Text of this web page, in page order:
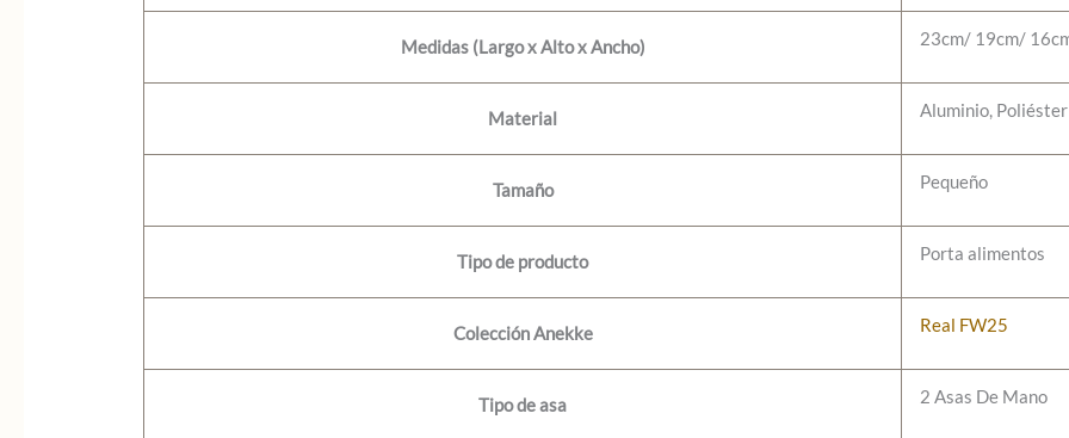
Medidas (Largo x Alto x Ancho) 23cm/ 19cm/
Material Aluminio, Poliéster
Tamaño Pequeño
Tipo de producto Porta alimentos
Colección Anekke Real FW25
Tipo de asa 2 Asas De Mano